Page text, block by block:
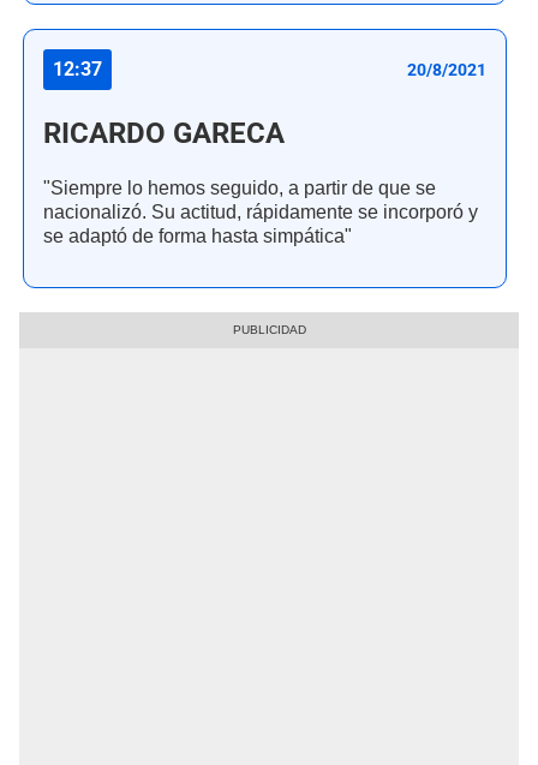
12:37 20/8/2021
RICARDO GARECA
"Siempre lo hemos seguido, a partir de que se
nacionalizó. Su actitud, rápidamente se incorporó y
se adaptó de forma hasta simpática"